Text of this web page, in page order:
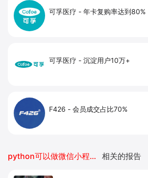
可孚医疗 - 年卡复购率达到80%
可孚医疗 - 沉淀用户10万+
F426 - 会员成交占比70%
python可以做微信小程序开发吗 相关的报告